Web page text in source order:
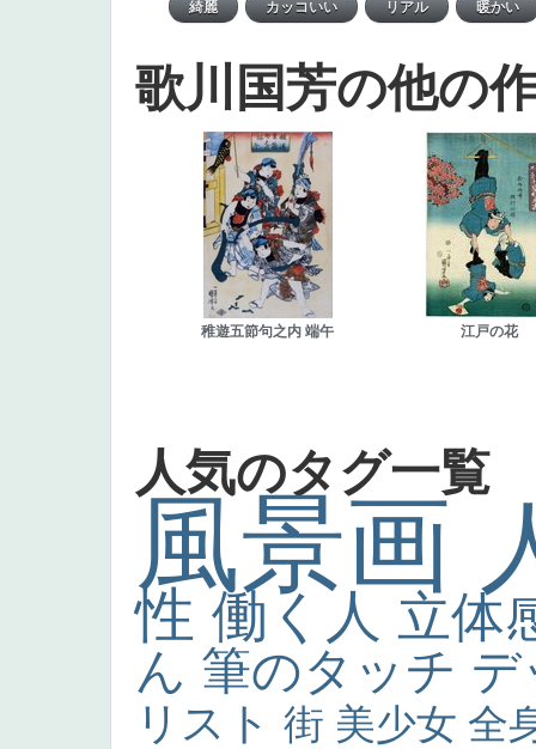
歌川国芳の他の
稚遊五節句之内 端午 江戸の花
人気のタグ一覧
風景画
性 働く人 立体
ん 筆のタッチ
リスト 街 美少女 全